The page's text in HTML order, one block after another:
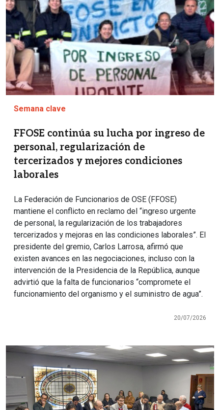
Semana clave
FFOSE continúa su lucha por ingreso de
personal, regularización de
tercerizados y mejores condiciones
laborales
La Federación de Funcionarios de OSE (FFOSE)
mantiene el conflicto en reclamo del “ingreso urgente
de personal, la regularización de los trabajadores
tercerizados y mejoras en las condiciones laborales”. El
presidente del gremio, Carlos Larrosa, afirmó que
existen avances en las negociaciones, incluso con la
intervención de la Presidencia de la República, aunque
advirtió que la falta de funcionarios “compromete el
funcionamiento del organismo y el suministro de agua”.
20/07/2026
Imagen